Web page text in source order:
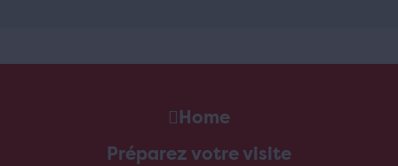
Home
Préparez votre visite